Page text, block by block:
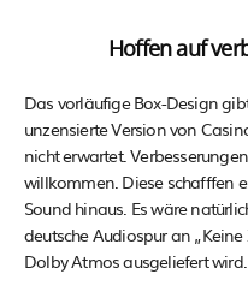
Hoffen auf
Das vorläufige Box-Design
unzensierte Version von
nicht erwartet.
willkommen. Diese schafffen
Sound hinaus. Es wäre
deutsche Audiospur an
Dolby Atmos ausgeliefert wird.